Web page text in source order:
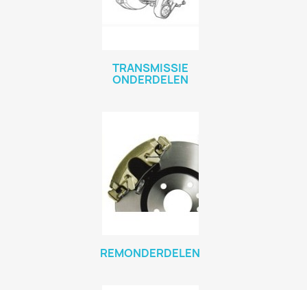
TRANSMISSIE
ONDERDELEN
REMONDERDELEN